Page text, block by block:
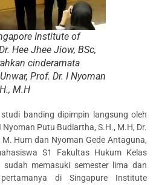
Institute of
Hee Jhee Jiow, BSc,
cinderamata
Prof. Dr. I Nyoman
M.H
banding dipimpin langsung oleh
Nyoman Putu Budiartha, S.H., M.H, Dr.
Hum dan Nyoman Gede Antaguna,
S1 Fakultas Hukum Kelas
memasuki semester lima dan
di Singapure Institute